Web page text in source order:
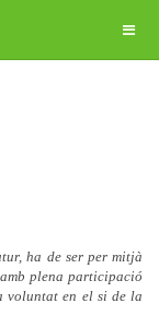
ha de ser per mitjà
plena participació
voluntat en el si de la